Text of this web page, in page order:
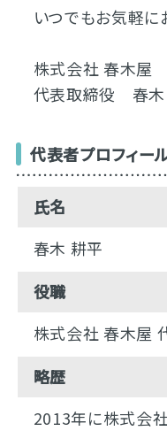
いつでもお気軽に
株式会社 春木屋
代表取締役 春木
代表者プロフィー
氏名
春木 耕平
役職
株式会社 春木屋
略歴
2013年に株式会社